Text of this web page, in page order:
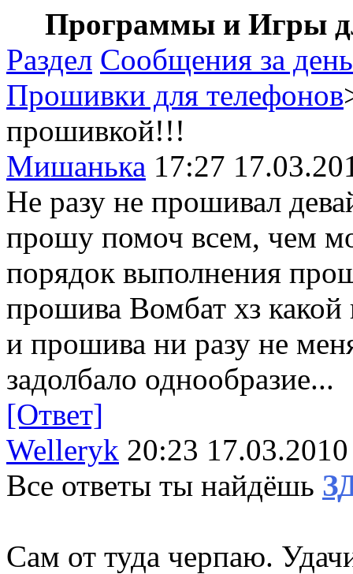
Программы и Игры
Раздел Сообщения за день
Прошивки для телефонов
прошивкой!!!
Мишанька 17:27
Не разу не прошивал
прошу помоч всем, чем
порядок выполнения
прошива Вомбат хз
и прошива ни разу не
задолбало однообразие...
[Ответ]
Welleryk 20:23 17.03.2010
Все ответы ты найдёшь
Сам от туда черпаю.